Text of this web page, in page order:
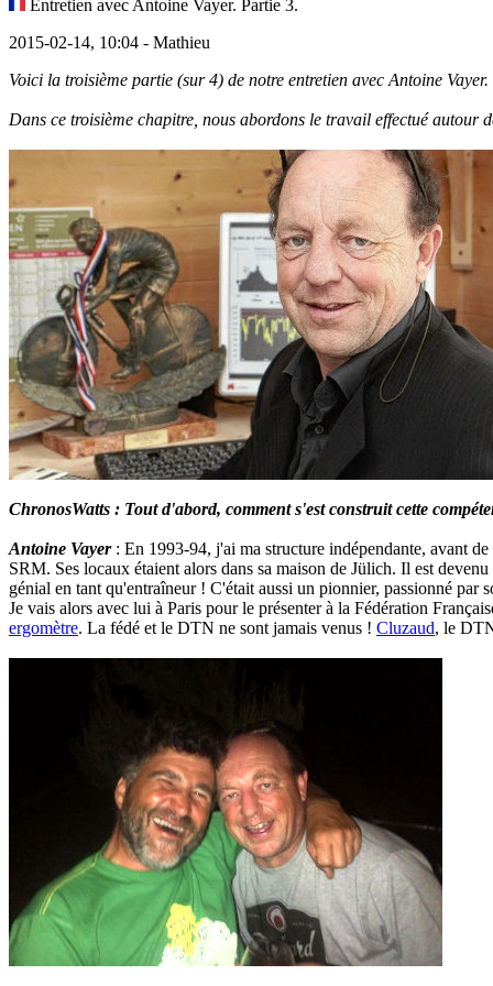
Entretien avec Antoine Vayer. Partie 3.
2015-02-14, 10:04 - Mathieu
Voici la troisième partie (sur 4) de notre entretien avec Antoine
Dans ce troisième chapitre, nous abordons le travail effectué autour
ChronosWatts : Tout d'abord, comment s'est construit cette
Antoine Vayer: En 1993-94, j'ai ma structure indépendante, avant
SRM. Ses locaux étaient alors dans sa maison de Jülich. Il est
génial en tant qu'entraîneur ! C'était aussi un pionnier, passionné par
Je vais alors avec lui à Paris pour le présenter à la Fédération
ergomètre. La fédé et le DTN ne sont jamais venus ! Cluzaud, le